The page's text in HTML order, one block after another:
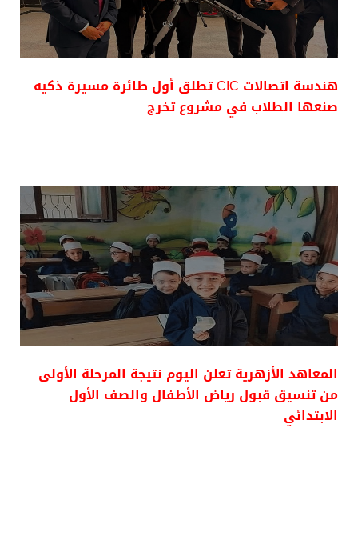
هندسة اتصالات CIC تطلق أول طائرة مسيرة ذكيه
صنعها الطلاب في مشروع تخرج
المعاهد الأزهرية تعلن اليوم نتيجة المرحلة الأولى
من تنسيق قبول رياض الأطفال والصف الأول
الابتدائي